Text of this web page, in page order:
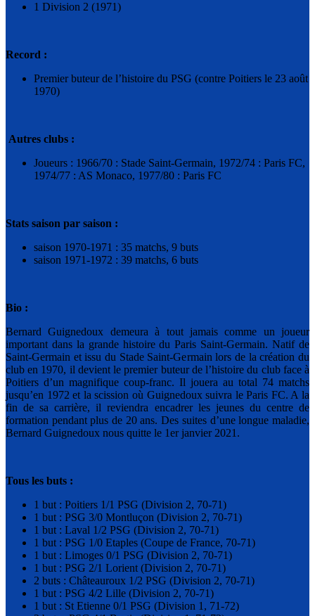
1 Division 2 (1971)
Record :
Premier buteur de l’histoire du PSG (contre Poitiers le 23 août
1970)
Autres clubs :
Joueurs : 1966/70 : Stade Saint-Germain, 1972/74 : Paris FC,
1974/77 : AS Monaco, 1977/80 : Paris FC
Stats saison par saison :
saison 1970-1971 : 35 matchs, 9 buts
saison 1971-1972 : 39 matchs, 6 buts
Bio :
Bernard Guignedoux demeura à tout jamais comme un joueur
important dans la grande histoire du Paris Saint-Germain. Natif de
Saint-Germain et issu du Stade Saint-Germain lors de la création du
club en 1970, il devient le premier buteur de l’histoire du club face à
Poitiers d’un magnifique coup-franc. Il jouera au total 74 matchs
jusqu’en 1972 et la scission où Guignedoux suivra le Paris FC. A la
fin de sa carrière, il reviendra encadrer les jeunes du centre de
formation pendant plus de 20 ans. Des suites d’une longue maladie,
Bernard Guignedoux nous quitte le 1er janvier 2021.
Tous les buts :
1 but : Poitiers 1/1 PSG (Division 2, 70-71)
1 but : PSG 3/0 Montluçon (Division 2, 70-71)
1 but : Laval 1/2 PSG (Division 2, 70-71)
1 but : PSG 1/0 Etaples (Coupe de France, 70-71)
1 but : Limoges 0/1 PSG (Division 2, 70-71)
1 but : PSG 2/1 Lorient (Division 2, 70-71)
2 buts : Châteauroux 1/2 PSG (Division 2, 70-71)
1 but : PSG 4/2 Lille (Division 2, 70-71)
1 but : St Etienne 0/1 PSG (Division 1, 71-72)